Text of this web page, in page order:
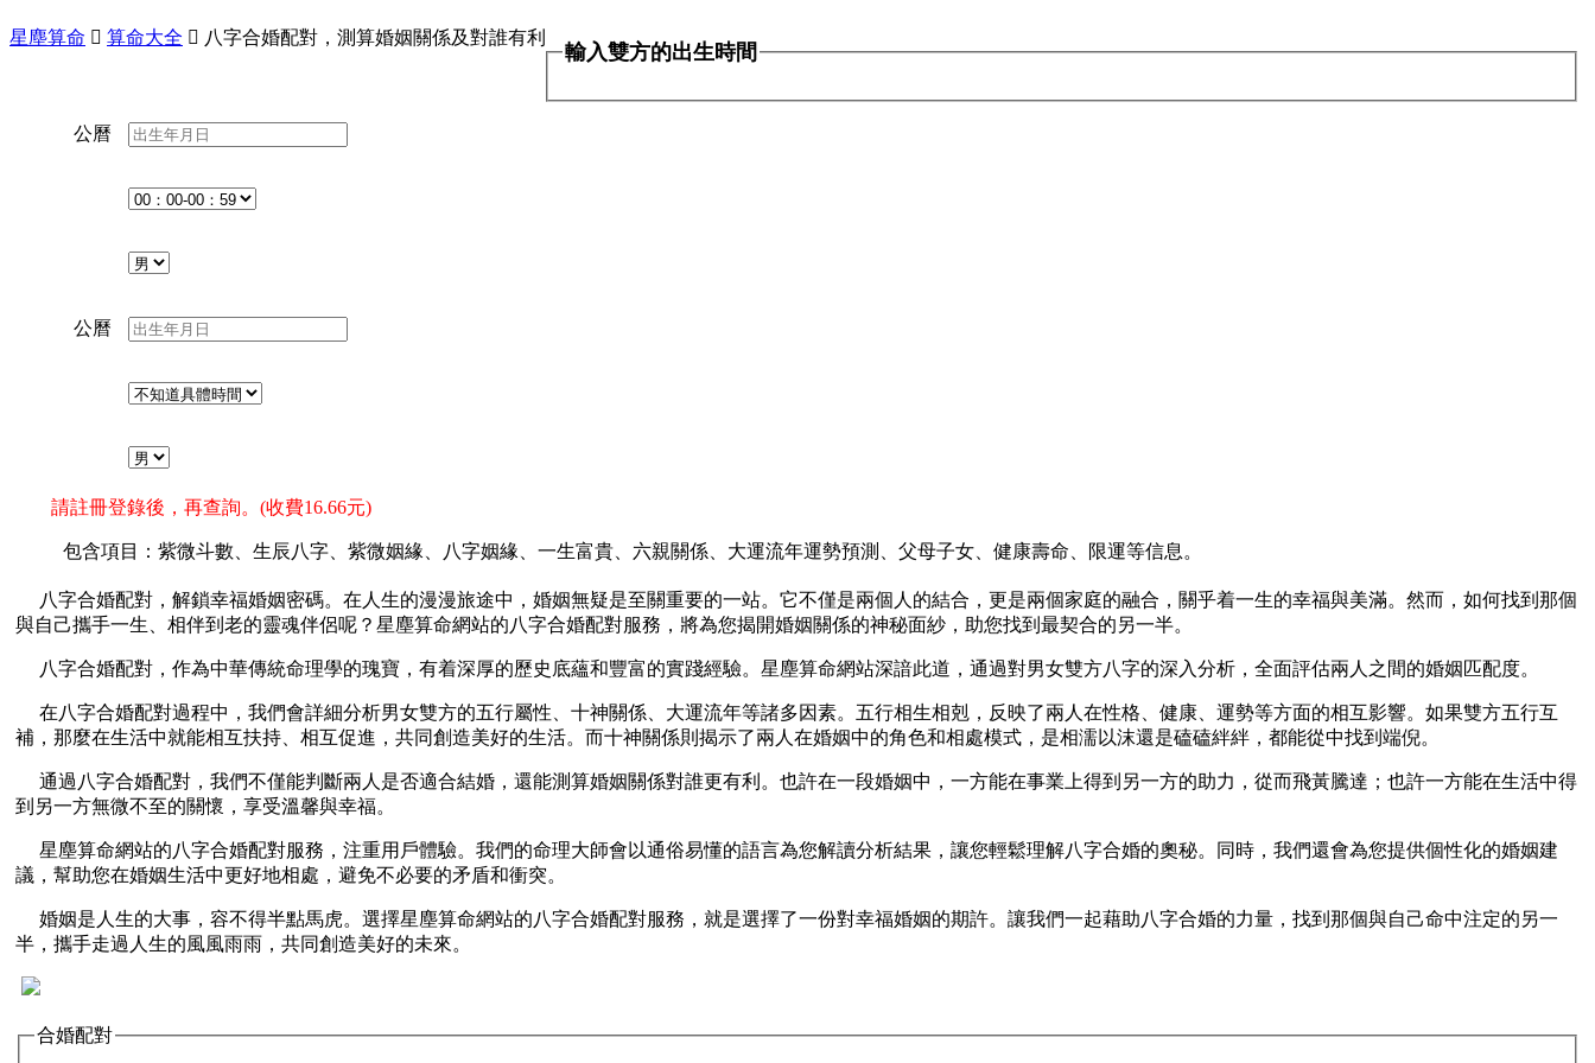
星塵算命  算命大全  八字合婚配對，測算婚姻關係及對誰有利
輸入雙方的出生時間
公曆
公曆
請註冊登錄後，再查詢。(收費16.66元)
包含項目：紫微斗數、生辰八字、紫微姻緣、八字姻緣、一生富貴、六親關係、大運流年運勢預測、父母子女、健康壽命、限運等信息。
八字合婚配對，解鎖幸福婚姻密碼。在人生的漫漫旅途中，婚姻無疑是至關重要的一站。它不僅是兩個人的結合，更是兩個家庭的融合，關乎着一生的幸福與美滿。然而，如何找到那個
與自己攜手一生、相伴到老的靈魂伴侶呢？星塵算命網站的八字合婚配對服務，將為您揭開婚姻關係的神秘面紗，助您找到最契合的另一半。
八字合婚配對，作為中華傳統命理學的瑰寶，有着深厚的歷史底蘊和豐富的實踐經驗。星塵算命網站深諳此道，通過對男女雙方八字的深入分析，全面評估兩人之間的婚姻匹配度。
在八字合婚配對過程中，我們會詳細分析男女雙方的五行屬性、十神關係、大運流年等諸多因素。五行相生相剋，反映了兩人在性格、健康、運勢等方面的相互影響。如果雙方五行互
補，那麼在生活中就能相互扶持、相互促進，共同創造美好的生活。而十神關係則揭示了兩人在婚姻中的角色和相處模式，是相濡以沫還是磕磕絆絆，都能從中找到端倪。
通過八字合婚配對，我們不僅能判斷兩人是否適合結婚，還能測算婚姻關係對誰更有利。也許在一段婚姻中，一方能在事業上得到另一方的助力，從而飛黃騰達；也許一方能在生活中得
到另一方無微不至的關懷，享受溫馨與幸福。
星塵算命網站的八字合婚配對服務，注重用戶體驗。我們的命理大師會以通俗易懂的語言為您解讀分析結果，讓您輕鬆理解八字合婚的奧秘。同時，我們還會為您提供個性化的婚姻建
議，幫助您在婚姻生活中更好地相處，避免不必要的矛盾和衝突。
婚姻是人生的大事，容不得半點馬虎。選擇星塵算命網站的八字合婚配對服務，就是選擇了一份對幸福婚姻的期許。讓我們一起藉助八字合婚的力量，找到那個與自己命中注定的另一
半，攜手走過人生的風風雨雨，共同創造美好的未來。
合婚配對